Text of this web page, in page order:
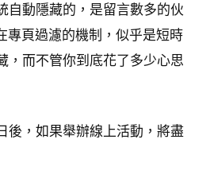
自動隱藏的，是留言數多的伙
專頁過濾的機制，似乎是短時
，而不管你到底花了多少心思
後，如果舉辦線上活動，將盡